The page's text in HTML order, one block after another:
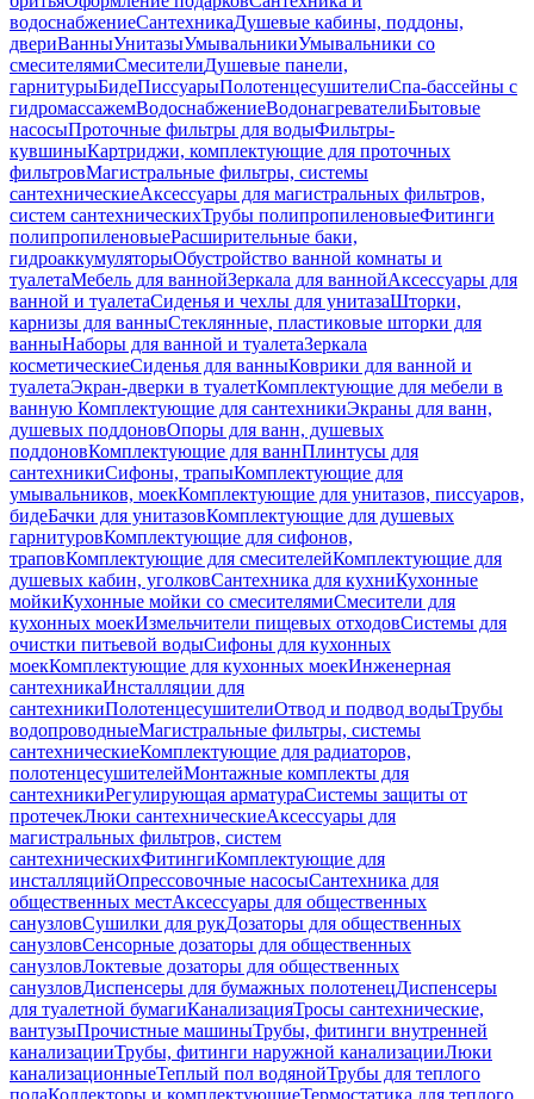
водоснабжениеСантехникаДушевые кабины, поддоны,
двериВанныУнитазыУмывальникиУмывальники со
смесителямиСмесителиДушевые панели,
гарнитурыБидеПиссуарыПолотенцесушителиСпа-бассейны с
гидромассажемВодоснабжениеВодонагревателиБытовые
насосыПроточные фильтры для водыФильтры-
кувшиныКартриджи, комплектующие для проточных
фильтровМагистральные фильтры, системы
сантехническиеАксессуары для магистральных фильтров,
систем сантехническихТрубы полипропиленовыеФитинги
полипропиленовыеРасширительные баки,
гидроаккумуляторыОбустройство ванной комнаты и
туалетаМебель для ваннойЗеркала для ваннойАксессуары для
ванной и туалетаСиденья и чехлы для унитазаШторки,
карнизы для ванныСтеклянные, пластиковые шторки для
ванныНаборы для ванной и туалетаЗеркала
косметическиеСиденья для ванныКоврики для ванной и
туалетаЭкран-дверки в туалетКомплектующие для мебели в
ванную Комплектующие для сантехникиЭкраны для ванн,
душевых поддоновОпоры для ванн, душевых
поддоновКомплектующие для ваннПлинтусы для
сантехникиСифоны, трапыКомплектующие для
умывальников, моекКомплектующие для унитазов, писсуаров,
бидеБачки для унитазовКомплектующие для душевых
гарнитуровКомплектующие для сифонов,
траповКомплектующие для смесителейКомплектующие для
душевых кабин, уголковСантехника для кухниКухонные
мойкиКухонные мойки со смесителямиСмесители для
кухонных моекИзмельчители пищевых отходовСистемы для
очистки питьевой водыСифоны для кухонных
моекКомплектующие для кухонных моекИнженерная
сантехникаИнсталляции для
сантехникиПолотенцесушителиОтвод и подвод водыТрубы
водопроводныеМагистральные фильтры, системы
сантехническиеКомплектующие для радиаторов,
полотенцесушителейМонтажные комплекты для
сантехникиРегулирующая арматураСистемы защиты от
протечекЛюки сантехническиеАксессуары для
магистральных фильтров, систем
сантехническихФитингиКомплектующие для
инсталляцийОпрессовочные насосыСантехника для
общественных местАксессуары для общественных
санузловСушилки для рукДозаторы для общественных
санузловСенсорные дозаторы для общественных
санузловЛоктевые дозаторы для общественных
санузловДиспенсеры для бумажных полотенецДиспенсеры
для туалетной бумагиКанализацияТросы сантехнические,
вантузыПрочистные машиныТрубы, фитинги внутренней
канализацииТрубы, фитинги наружной канализацииЛюки
канализационныеТеплый пол водянойТрубы для теплого
полаКоллекторы и комплектующиеТермостатика для теплого